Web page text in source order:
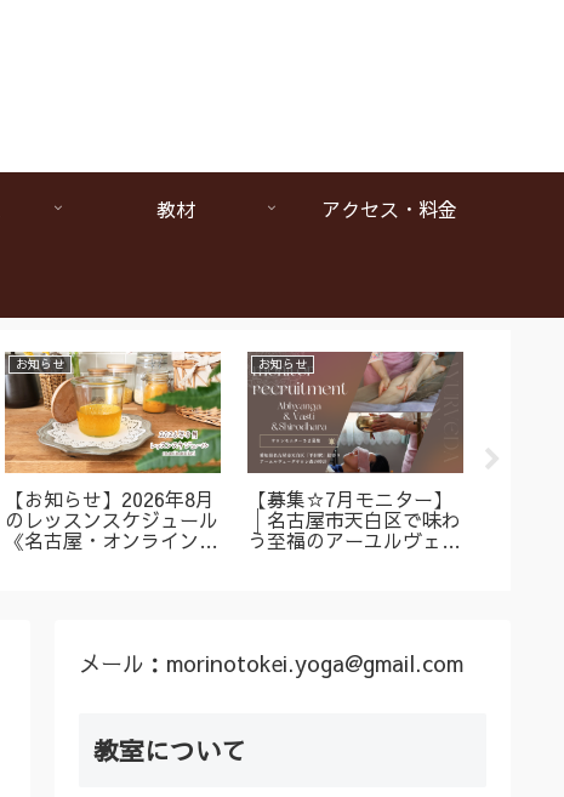
教材 アクセス・料金
お知らせ
【お知らせ】2026年8月
のレッスンスケジュール
《名古屋・オンラインア
お知らせ
【募集☆7月モニター】
│名古屋市天白区で味わ
う至福のアーユルヴェー
メール：morinotokei.yoga@gmail.com
教室について